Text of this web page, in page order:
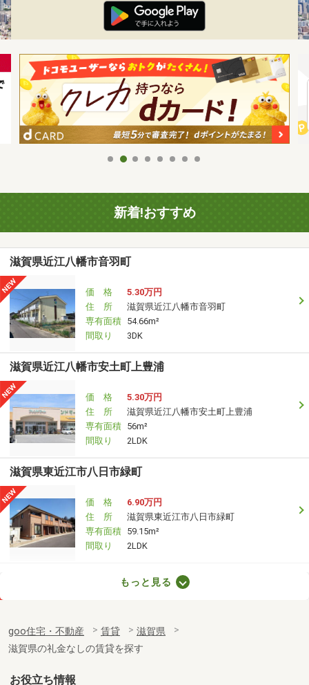
新着!おすすめ
滋賀県近江八幡市音羽町
価 格
5.30万円
住 所
滋賀県近江八幡市音羽町
専有面積 54.66m²
間取り
3DK
滋賀県近江八幡市安土町上豊浦
価 格
5.30万円
住 所
滋賀県近江八幡市安土町上豊浦
専有面積 56m²
間取り
2LDK
滋賀県東近江市八日市緑町
価 格
6.90万円
住 所
滋賀県東近江市八日市緑町
専有面積 59.15m²
間取り
2LDK
滋賀県甲賀市水口町八光
専有面積
20.28m²
間取り
1K
滋賀県近江八幡市鷹飼町
もっと見る
goo住宅・不動産 賃貸
滋賀県
滋賀県の礼金なしの賃貸を探す
お役立ち情報